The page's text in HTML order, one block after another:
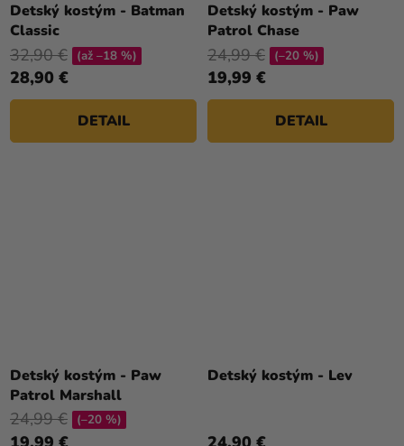
Detský kostým - Batman
Classic
28,90 €
32,90 € (až –18 %)
DETAIL
Detský kostým - Paw
Patrol Chase
19,99 €
24,99 € (–20 %)
DETAIL
Detský kostým - Paw
Patrol Marshall
24,99 € (–20 %)
Detský kostým - Lev